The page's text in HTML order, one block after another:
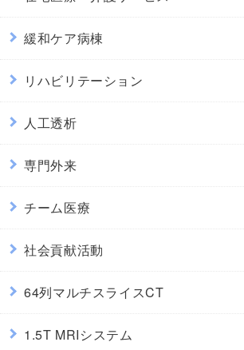
緩和ケア病棟
リハビリテーション
人工透析
専門外来
チーム医療
社会貢献活動
64列マルチスライスCT
1.5T MRIシステム